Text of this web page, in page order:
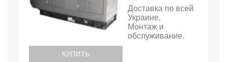
Доставка по всей
Украине.
Монтаж и
обслуживание.
КУПИТЬ